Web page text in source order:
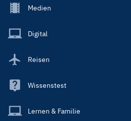
Footer
Main
Medien
Digital
Reisen
Wissenstest
Lernen & Familie